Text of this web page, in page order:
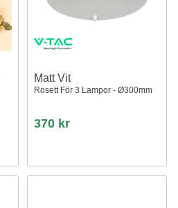
Matt Vit
Rosett För 3 Lampor - Ø300mm
370 kr